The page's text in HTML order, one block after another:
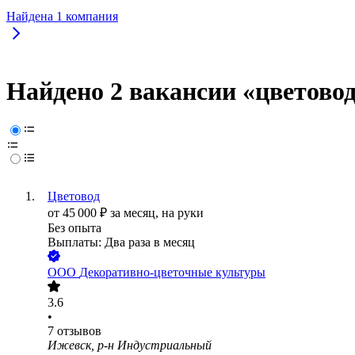
Найдена 1 компания
Найдено 2 вакансии
Цветовод
от 45 000 ₽ за месяц, на руки
Без опыта
Выплаты: Два раза в месяц
ООО Декоративно-цветочные культуры
3.6
•
7 отзывов
Ижевск, р-н Индустриальный